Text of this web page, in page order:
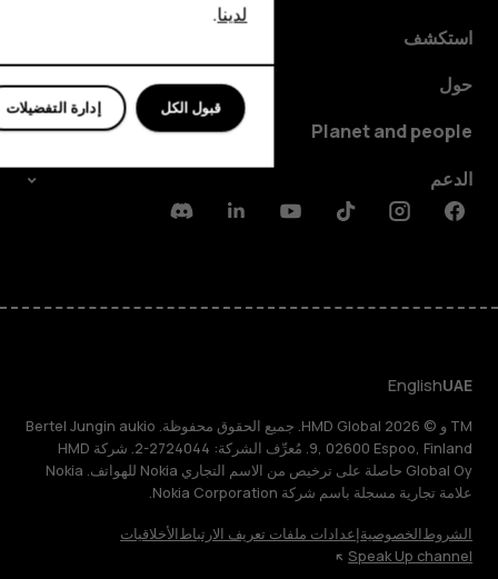
للأعمال
استكشف
حول
Planet and people
الدعم
Facebook
Instagram
Tiktok
Youtube
Linkedin
Discord
UAE
English
TM و © 2026 HMD Global. جميع الحقوق محفوظة. Bertel Jungin aukio
9, 02600 Espoo, Finland. مُعرِّف الشركة: 2724044-2. شركة HMD
Global Oy حاصلة على ترخيص من الاسم التجاري Nokia للهواتف. Nokia
علامة تجارية مسجلة باسم شركة Nokia Corporation.
الشروطالخصوصيةإعدادات ملفات تعريف الارتباطالأخلاقيات
Speak Up channel
لدينا.
إدارة التفضيلات قبول الكل